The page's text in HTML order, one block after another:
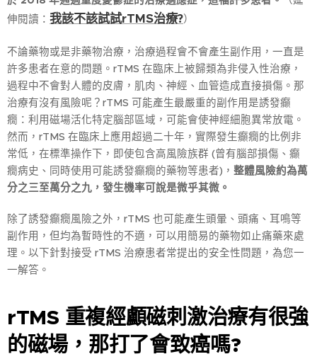
伸閱讀： 我該不該試試rTMS治療?）
不論藥物或是非藥物治療，治療過程會不會產生副作用，一直是
許多患者在意的問題。rTMS 在臨床上被歸類為非侵入性治療，
過程中不會對人體的皮膚，肌肉、神經、血管造成直接損傷。那
治療有沒有風險呢？rTMS 可能產生最嚴重的副作用是誘發癲
癇：利用磁場活化特定腦部區域，可能會使神經細胞異常放電。
然而，rTMS 在臨床上應用超過二十年，實際發生癲癇的比例非
常低，在標準操作下，即使包含高風險族群 (曾有腦部損傷、癲
癇病史、同時使用可能誘發癲癇的藥物等患者)， 整體風險約為萬
分之三至萬分之九，發生機率可說是微乎其微。
除了誘發癲癇風險之外，rTMS 也可能產生頭暈、頭痛、耳鳴等
副作用，但均為暫時性的不適，可以用簡易的藥物如止痛藥來處
理。以下針對接受 rTMS 治療患者常提出的安全性問題，為您一
一解答。
rTMS 重複經顱磁刺激治療有很強
的磁場，那打了會致癌嗎?